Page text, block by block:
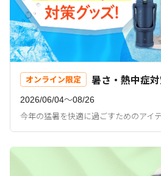
オンライン限定 暑さ・熱中症
2026/06/04〜08/26
今年の猛暑を快適に過ごすためのアイ